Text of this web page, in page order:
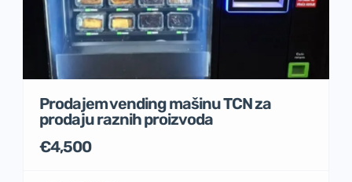
Prodajem vending mašinu TCN za
prodaju raznih proizvoda
€4,500